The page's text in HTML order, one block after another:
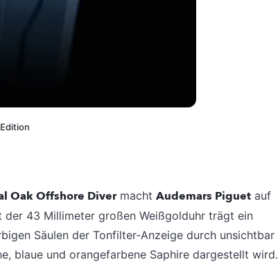
Oak Offshore Divermacht Audemars Piguet auf
43 Millimeter großen Weißgolduhr trägt ein
Säulen der Tonfilter-Anzeige durch unsichtbar
blaue und orangefarbene Saphire dargestellt wird.